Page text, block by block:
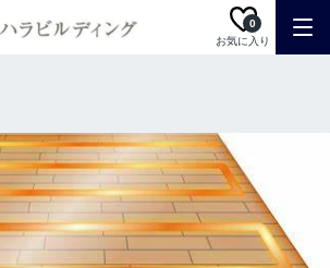
お気に入り
0